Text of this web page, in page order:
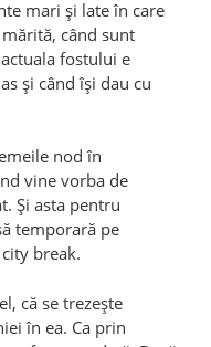
mari şi late în care
când sunt
fostului e
şi când îşi dau cu
nod în
vine vorba de
Şi asta pentru
temporară pe
break.
că se trezeşte
în ea. Ca prin